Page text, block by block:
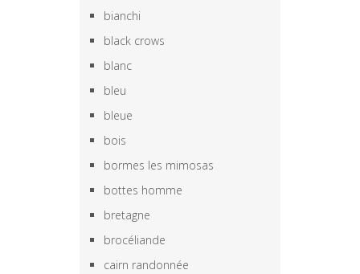
bianchi
black crows
blanc
bleu
bleue
bois
bormes les mimosas
bottes homme
bretagne
brocéliande
cairn randonnée